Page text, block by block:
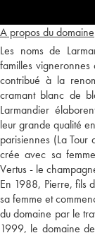
A propos du domaine
Les noms de
familles vigneronnes
contribué à la
cramant blanc de
Larmandier
leur grande qualité
parisiennes (La Tour
crée avec sa
Vertus - le
En 1988, Pierre, fils
sa femme et
du domaine par le
1999, le domaine